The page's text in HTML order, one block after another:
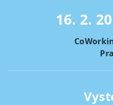
16. 2.